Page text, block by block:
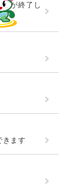
が終了し
きます